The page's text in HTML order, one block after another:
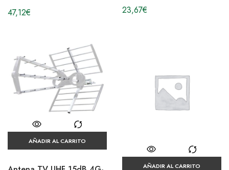
47,12€
23,67€
AÑADIR AL CARRITO
AÑADIR AL CARRITO